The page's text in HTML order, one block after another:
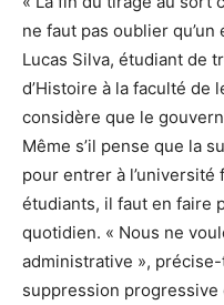
ne faut pas oublier
Lucas Silva, étudiant de
d’Histoire à la faculté de
considère que le
Même s’il pense que la
pour entrer à l’université
étudiants, il faut en faire
quotidien. « Nous ne
administrative »,
suppression